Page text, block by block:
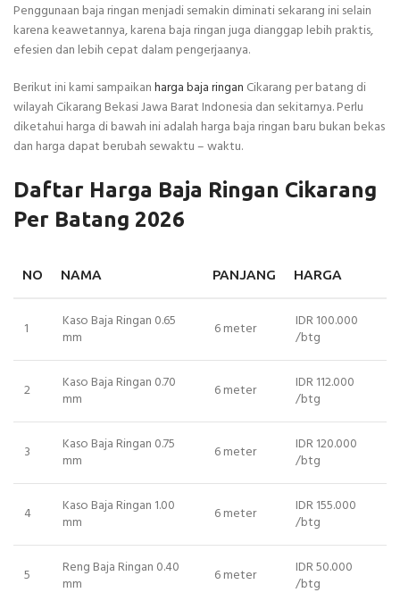
Penggunaan baja ringan menjadi semakin diminati sekarang ini selain
karena keawetannya, karena baja ringan juga dianggap lebih praktis,
efesien dan lebih cepat dalam pengerjaanya.
Berikut ini kami sampaikanharga baja ringan Cikarang per batang di
wilayah Cikarang Bekasi Jawa Barat Indonesia dan sekitarnya. Perlu
diketahui harga di bawah ini adalah harga baja ringan baru bukan bekas
dan harga dapat berubah sewaktu – waktu.
Daftar Harga Baja Ringan Cikarang
Per Batang 2026
NO NAMA PANJANG HARGA
1
Kaso Baja Ringan 0.65
mm
6 meter
IDR 100.000
/btg
2
Kaso Baja Ringan 0.70
mm
6 meter
IDR 112.000
/btg
3
Kaso Baja Ringan 0.75
mm
6 meter
IDR 120.000
/btg
4
Kaso Baja Ringan 1.00
mm
6 meter
IDR 155.000
/btg
5
Reng Baja Ringan 0.40
mm
6 meter
IDR 50.000
/btg